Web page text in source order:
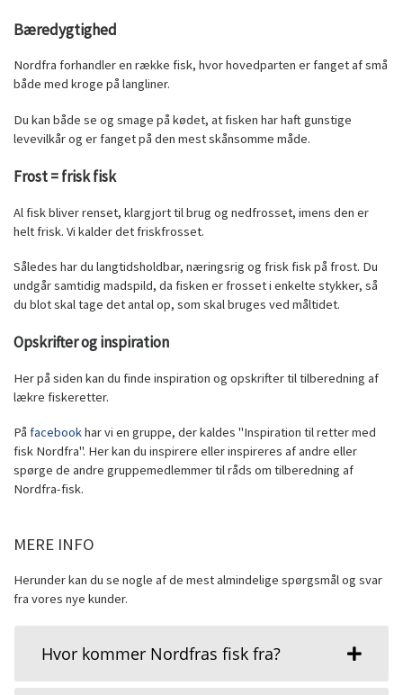
Bæredygtighed
Nordfra forhandler en række fisk, hvor hovedparten er fanget af små
både med kroge på langliner.
Du kan både se og smage på kødet, at fisken har haft gunstige
levevilkår og er fanget på den mest skånsomme måde.
Frost = frisk fisk
Al fisk bliver renset, klargjort til brug og nedfrosset, imens den er
helt frisk. Vi kalder det friskfrosset.
Således har du langtidsholdbar, næringsrig og frisk fisk på frost. Du
undgår samtidig madspild, da fisken er frosset i enkelte stykker, så
du blot skal tage det antal op, som skal bruges ved måltidet.
Opskrifter og inspiration
Her på siden kan du finde inspiration og opskrifter til tilberedning af
lækre fiskeretter.
På facebookhar vi en gruppe, der kaldes "Inspiration til retter med
fisk Nordfra". Her kan du inspirere eller inspireres af andre eller
spørge de andre gruppemedlemmer til råds om tilberedning af
Nordfra-fisk.
MERE INFO
Herunder kan du se nogle af de mest almindelige spørgsmål og svar
fra vores nye kunder.
Hvor kommer Nordfras fisk fra?